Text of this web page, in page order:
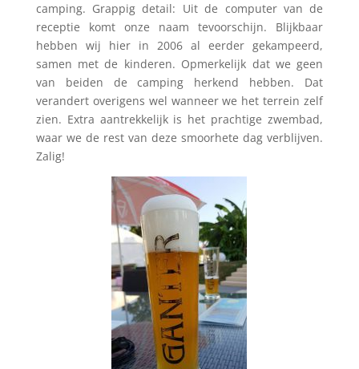
camping. Grappig detail: Uit de computer van de
receptie komt onze naam tevoorschijn. Blijkbaar
hebben wij hier in 2006 al eerder gekampeerd,
samen met de kinderen. Opmerkelijk dat we geen
van beiden de camping herkend hebben. Dat
verandert overigens wel wanneer we het terrein zelf
zien. Extra aantrekkelijk is het prachtige zwembad,
waar we de rest van deze smoorhete dag verblijven.
Zalig!